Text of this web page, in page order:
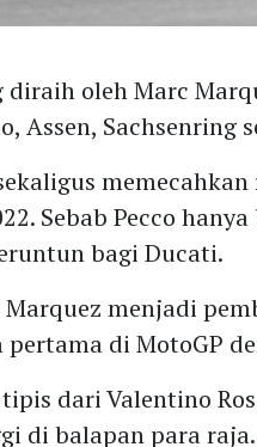
diraih oleh Marc
Assen, Sachsenring
Sebab Pecco
bagi Ducati.
menjadi
di MotoGP
dari Valentino
di balapan para raja.